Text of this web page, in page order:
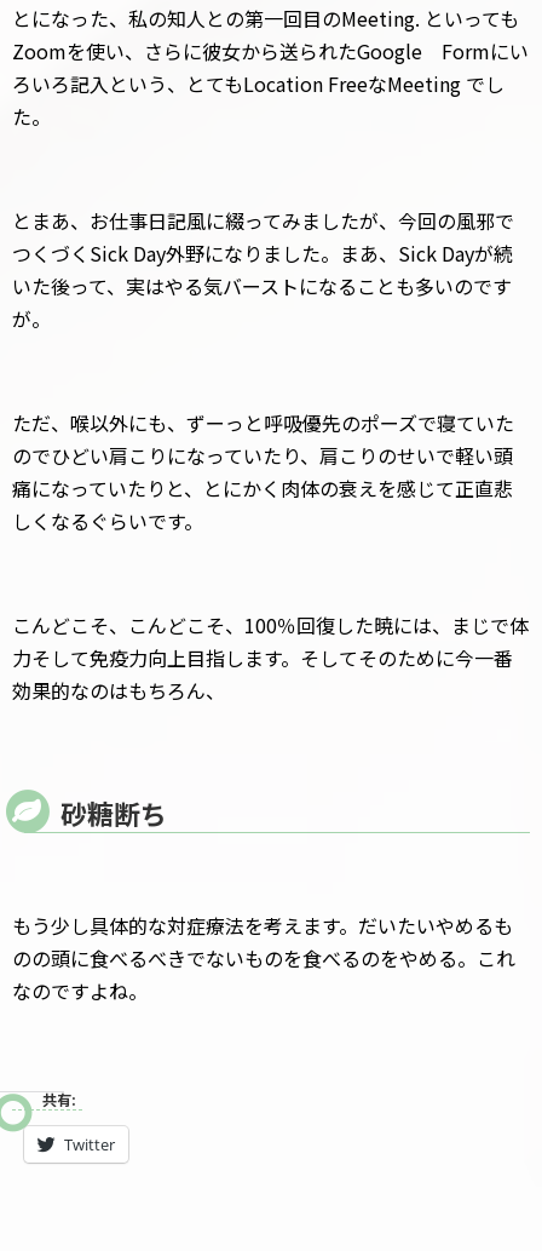
とになった、私の知人との第一回目のMeeting. といっても
Zoomを使い、さらに彼女から送られたGoogle Formにい
ろいろ記入という、とてもLocation FreeなMeeting でし
た。
とまあ、お仕事日記風に綴ってみましたが、今回の風邪で
つくづくSick Day外野になりました。まあ、Sick Dayが続
いた後って、実はやる気バーストになることも多いのです
が。
ただ、喉以外にも、ずーっと呼吸優先のポーズで寝ていた
のでひどい肩こりになっていたり、肩こりのせいで軽い頭
痛になっていたりと、とにかく肉体の衰えを感じて正直悲
しくなるぐらいです。
こんどこそ、こんどこそ、100％回復した暁には、まじで体
力そして免疫力向上目指します。そしてそのために今一番
効果的なのはもちろん、
砂糖断ち
もう少し具体的な対症療法を考えます。だいたいやめるも
のの頭に食べるべきでないものを食べるのをやめる。これ
なのですよね。
共有:
Twitter